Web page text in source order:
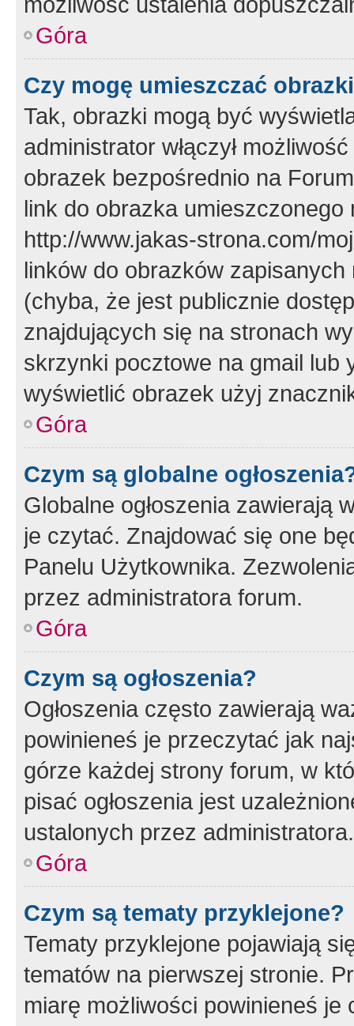
Góra
Czy mogę umieszczać
Tak, obrazki mogą być
administrator włączył
obrazek bezpośrednio na
link do obrazka
http://www.jakas-strona.com/
linków do obrazków
(chyba, że jest publicznie
znajdujących się na stronach
skrzynki pocztowe na gmail lub
wyświetlić obrazek użyj
Góra
Czym są globalne
Globalne ogłoszenia zawierają
je czytać. Znajdować się one
Panelu Użytkownika.
przez administratora forum.
Góra
Czym są ogłoszenia?
Ogłoszenia często zawierają
powinieneś je przeczytać jak
górze każdej strony forum, w
pisać ogłoszenia jest
ustalonych przez administratora.
Góra
Czym są tematy przyklejone?
Tematy przyklejone pojawiają
tematów na pierwszej stronie.
miarę możliwości powinieneś je